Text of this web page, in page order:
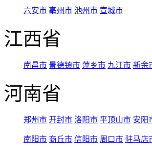
六安市 亳州市 池州市 宣城市
江西省
南昌市 景德镇市 萍乡市 九江市 新余
河南省
郑州市 开封市 洛阳市 平顶山市 安阳
南阳市 商丘市 信阳市 周口市 驻马店